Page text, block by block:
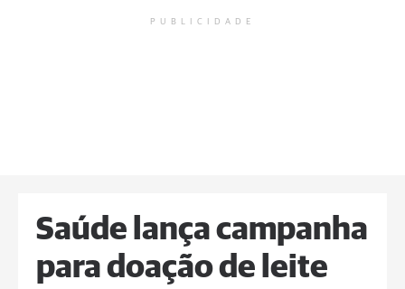
PUBLICIDADE
Saúde lança campanha
para doação de leite